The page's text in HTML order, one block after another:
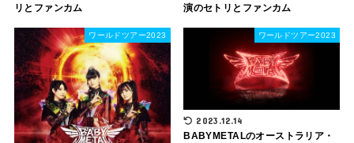
リとファンカム
演のセトリとファンカム
ワールドツアー2023 ワールドツアー2023
2023.12.14
BABYMETALのオーストラリア・